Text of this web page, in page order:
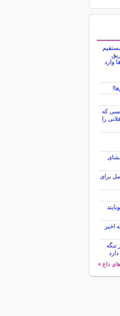
وارد
که
را
شد؛ افشای
برای
سطح خود در ۷ هفته اخیر
تنگه
داغ »